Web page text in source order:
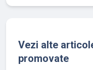
Vezi alte
promovate